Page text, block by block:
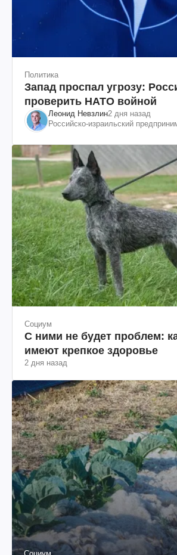
Политика
Запад проспал угрозу:
проверить НАТО войной
Леонид Невзлин2 дня назад
Российско-израильский
"ЮКОСа"
Социум
С ними не будет проблем:
имеют крепкое здоровье
2 дня назад